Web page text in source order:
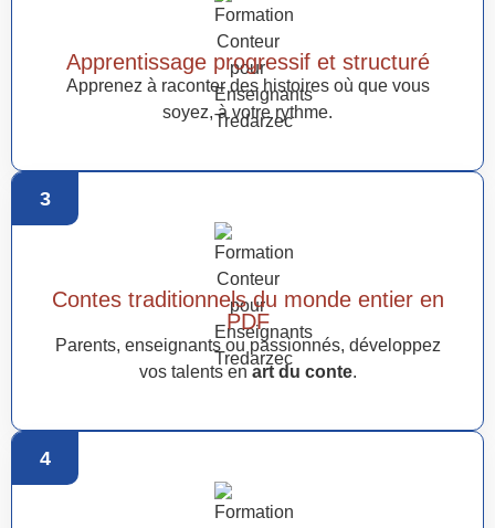
Apprentissage progressif et structuré
Apprenez à raconter des histoires où que vous
soyez, à votre rythme.
3
Contes traditionnels du monde entier en
PDF
Parents, enseignants ou passionnés, développez
vos talents en art du conte.
4